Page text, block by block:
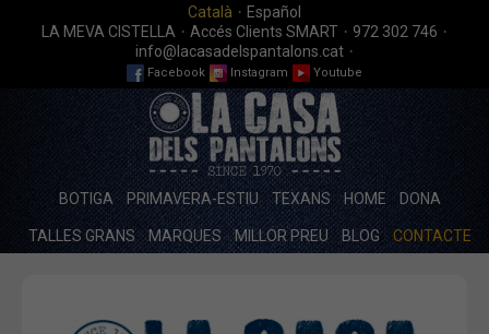
Català · Español
LA MEVA CISTELLA · Accés Clients SMART · 972 302 746 ·
info@lacasadelspantalons.cat ·
Facebook Instagram Youtube
BOTIGA PRIMAVERA-ESTIU TEXANS HOME DONA
TALLES GRANS MARQUES MILLOR PREU BLOG CONTACTE